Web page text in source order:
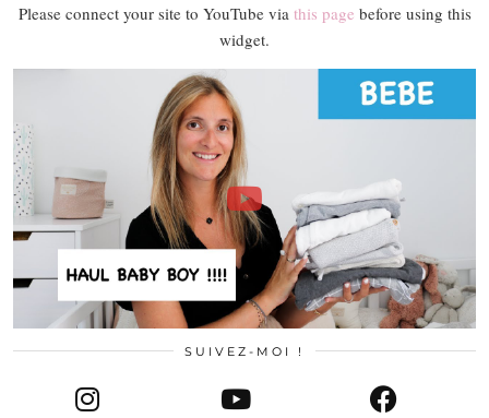
Please connect your site to YouTube via this page before using this
widget.
SUIVEZ-MOI !